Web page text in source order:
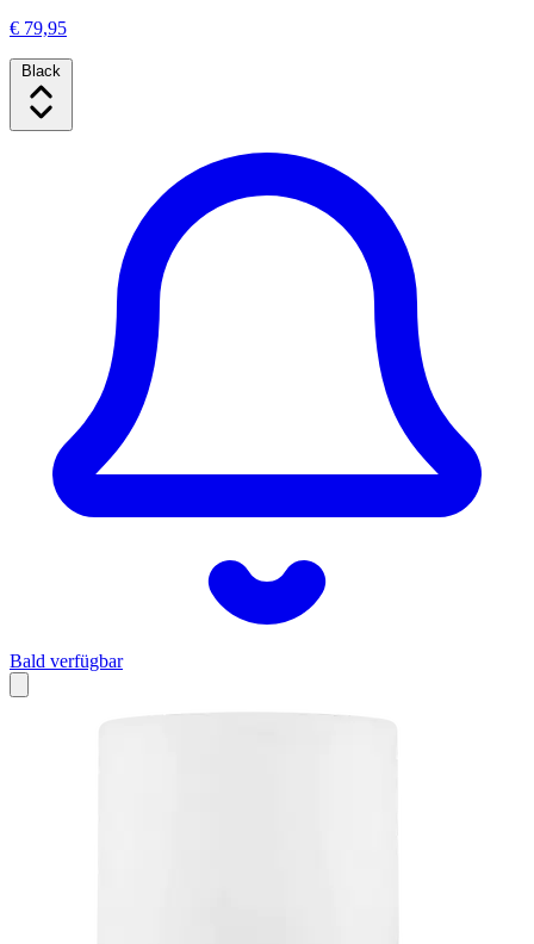
€ 79,95
Black
Bald verfügbar